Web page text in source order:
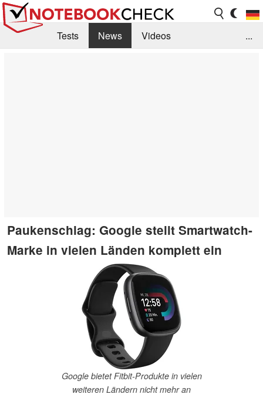
Tests News
Videos
...
Paukenschlag: Google stellt Smartwatch-
Marke in vielen Länden komplett ein
Google bietet Fitbit-Produkte in vielen
weiteren Ländern nicht mehr an